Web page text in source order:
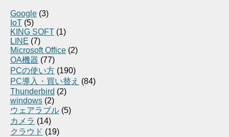
Google (3)
IoT (5)
KING SOFT (1)
LINE (7)
Microsoft Office (2)
OA機器 (77)
PCの使い方 (190)
PC導入・買い替え (84)
Thunderbird (2)
windows (2)
ウェアラブル (5)
カメラ (14)
クラウド (19)